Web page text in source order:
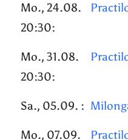
Mo., 24.08.
20:30:
Mo., 31.08.
20:30:
Sa., 05.09. :
Mo., 07.09.